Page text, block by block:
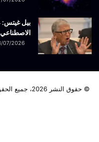
الاصطناعي
07/2026
© حقوق النشر 2026، جميع الحقوق محفوظة لدى موقع دليلي الاخبارية |